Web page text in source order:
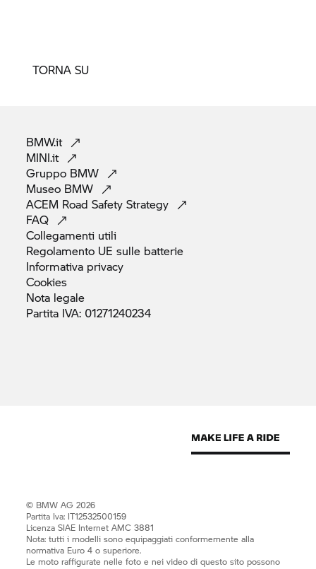
TORNA SU
BMW.it
MINI.it
Gruppo BMW
Museo BMW
ACEM Road SafetyStrategy
FAQ
Collegamenti utili
Regolamento UE sulle batterie
Informativa privacy
Cookies
Nota legale
Partita IVA: 01271240234
© BMW AG 2026
Partita Iva: IT12532500159
Licenza SIAE Internet AMC 3881
Nota: tutti i modelli sono equipaggiati conformemente alla
normativa Euro 4 o superiore.
Le moto raffigurate nelle foto e nei video di questo sito possono